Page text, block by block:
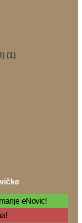
eNovic!